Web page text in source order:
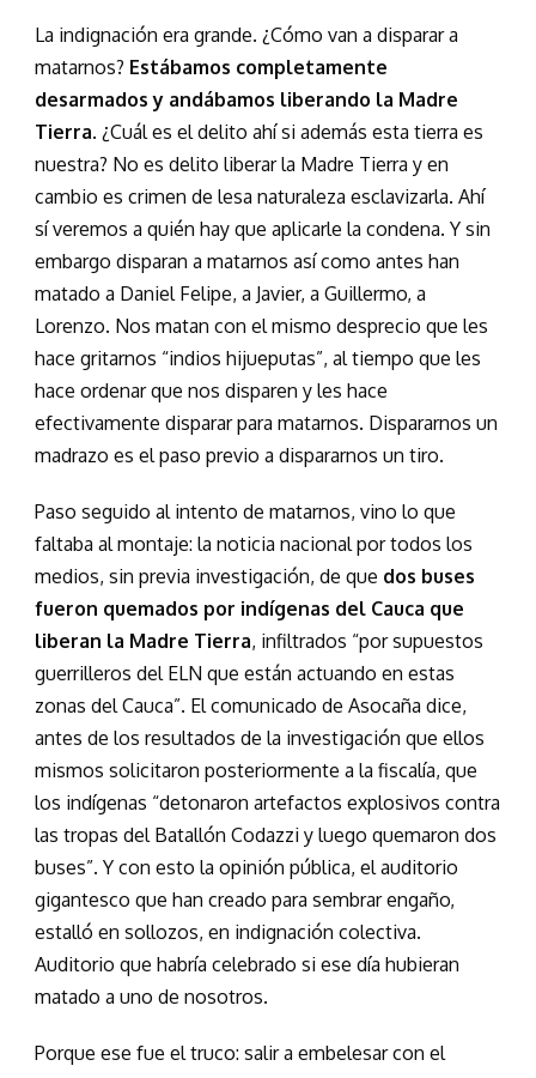
La indignación era grande. ¿Cómo van a disparar a
matarnos? Estábamos completamente
desarmados y andábamos liberando la Madre
Tierra. ¿Cuál es el delito ahí si además esta tierra es
nuestra? No es delito liberar la Madre Tierra y en
cambio es crimen de lesa naturaleza esclavizarla. Ahí
sí veremos a quién hay que aplicarle la condena. Y sin
embargo disparan a matarnos así como antes han
matado a Daniel Felipe, a Javier, a Guillermo, a
Lorenzo. Nos matan con el mismo desprecio que les
hace gritarnos “indios hijueputas”, al tiempo que les
hace ordenar que nos disparen y les hace
efectivamente disparar para matarnos. Dispararnos un
madrazo es el paso previo a dispararnos un tiro.
Paso seguido al intento de matarnos, vino lo que
faltaba al montaje: la noticia nacional por todos los
medios, sin previa investigación, de que dos buses
fueron quemados por indígenas del Cauca que
liberan la Madre Tierra, infiltrados “por supuestos
guerrilleros del ELN que están actuando en estas
zonas del Cauca”. El comunicado de Asocaña dice,
antes de los resultados de la investigación que ellos
mismos solicitaron posteriormente a la fiscalía, que
los indígenas “detonaron artefactos explosivos contra
las tropas del Batallón Codazzi y luego quemaron dos
buses”. Y con esto la opinión pública, el auditorio
gigantesco que han creado para sembrar engaño,
estalló en sollozos, en indignación colectiva.
Auditorio que habría celebrado si ese día hubieran
matado a uno de nosotros.
Porque ese fue el truco: salir a embelesar con el